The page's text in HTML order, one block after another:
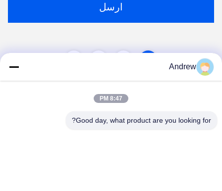
ارسل
Andrew
8:47 PM
Good day, what product are you looking for?